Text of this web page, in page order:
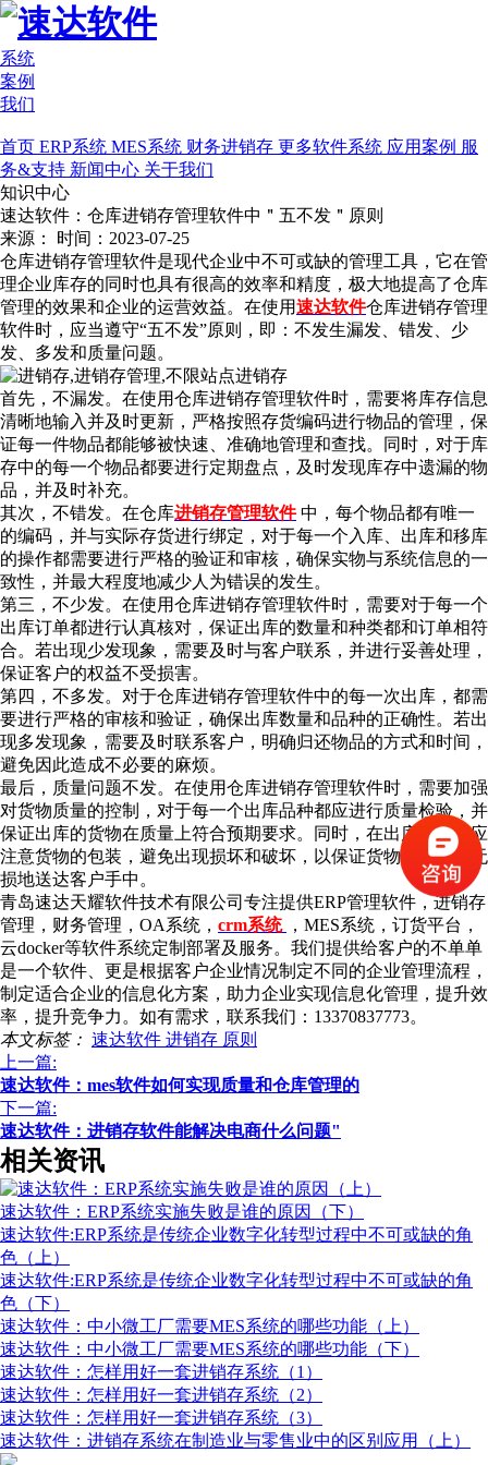
系统
案例
我们
首页 ERP系统 MES系统 财务进销存 更多软件系统 应用案例 服
务&支持 新闻中心 关于我们
知识中心
速达软件：仓库进销存管理软件中＂五不发＂原则
来源： 时间：2023-07-25
仓库进销存管理软件是现代企业中不可或缺的管理工具，它在管
理企业库存的同时也具有很高的效率和精度，极大地提高了仓库
管理的效果和企业的运营效益。在使用速达软件仓库进销存管理
软件时，应当遵守“五不发”原则，即：不发生漏发、错发、少
发、多发和质量问题。
首先，不漏发。在使用仓库进销存管理软件时，需要将库存信息
清晰地输入并及时更新，严格按照存货编码进行物品的管理，保
证每一件物品都能够被快速、准确地管理和查找。同时，对于库
存中的每一个物品都要进行定期盘点，及时发现库存中遗漏的物
品，并及时补充。
其次，不错发。在仓库进销存管理软件中，每个物品都有唯一
的编码，并与实际存货进行绑定，对于每一个入库、出库和移库
的操作都需要进行严格的验证和审核，确保实物与系统信息的一
致性，并最大程度地减少人为错误的发生。
第三，不少发。在使用仓库进销存管理软件时，需要对于每一个
出库订单都进行认真核对，保证出库的数量和种类都和订单相符
合。若出现少发现象，需要及时与客户联系，并进行妥善处理，
保证客户的权益不受损害。
第四，不多发。对于仓库进销存管理软件中的每一次出库，都需
要进行严格的审核和验证，确保出库数量和品种的正确性。若出
现多发现象，需要及时联系客户，明确归还物品的方式和时间，
避免因此造成不必要的麻烦。
最后，质量问题不发。在使用仓库进销存管理软件时，需要加强
对货物质量的控制，对于每一个出库品种都应进行质量检验，并
保证出库的货物在质量上符合预期要求。同时，在出库过程中应
注意货物的包装，避免出现损坏和破坏，以保证货物能够完好无
损地送达客户手中。
青岛速达天耀软件技术有限公司专注提供ERP管理软件，进销存
管理，财务管理，OA系统， crm系统
，MES系统，订货平台，
云docker等软件系统定制部署及服务。我们提供给客户的不单单
是一个软件、更是根据客户企业情况制定不同的企业管理流程，
制定适合企业的信息化方案，助力企业实现信息化管理，提升效
率，提升竞争力。如有需求，联系我们：13370837773。
本文标签： 速达软件 进销存 原则
上一篇:
速达软件：mes软件如何实现质量和仓库管理的
下一篇:
速达软件：进销存软件能解决电商什么问题"
相关资讯
速达软件：ERP系统实施失败是谁的原因（下）
速达软件:ERP系统是传统企业数字化转型过程中不可或缺的角
色（上）
速达软件:ERP系统是传统企业数字化转型过程中不可或缺的角
色（下）
速达软件：中小微工厂需要MES系统的哪些功能（上）
速达软件：中小微工厂需要MES系统的哪些功能（下）
速达软件：怎样用好一套进销存系统（1）
速达软件：怎样用好一套进销存系统（2）
速达软件：怎样用好一套进销存系统（3）
速达软件：进销存系统在制造业与零售业中的区别应用（上）